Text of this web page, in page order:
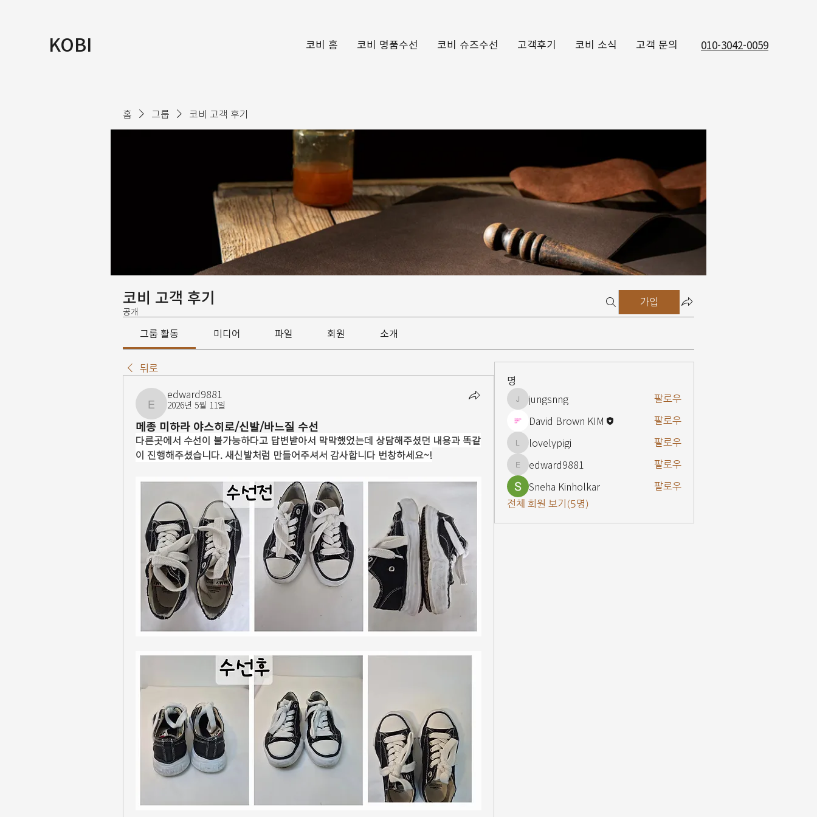
KOBI 코비 홈 코비 명품수선 코비 슈즈수선 고객후기 코비 소식 고객 문의 010-3042-0059
홈 그룹 코비 고객 후기
코비 고객 후기
공개
가입
그룹 활동 미디어 파일 회원 소개
뒤로
edward9881
edward9881
2026년 5월 11일
메종 미하라 야스히로/신발/바느질 수선
다른곳에서 수선이 불가능하다고 답변받아서 막막했었는데 상담해주셨던 내용과 똑같
이 진행해주셨습니다. 새신발처럼 만들어주셔서 감사합니다 번창하세요~!
명
jungsnng
jungsnng 팔로우
David Brown KIM 팔로우
lovelypigi
lovelypigi 팔로우
edward9881
edward9881 팔로우
Sneha Kinholkar
팔로우
전체 회원 보기(5명)